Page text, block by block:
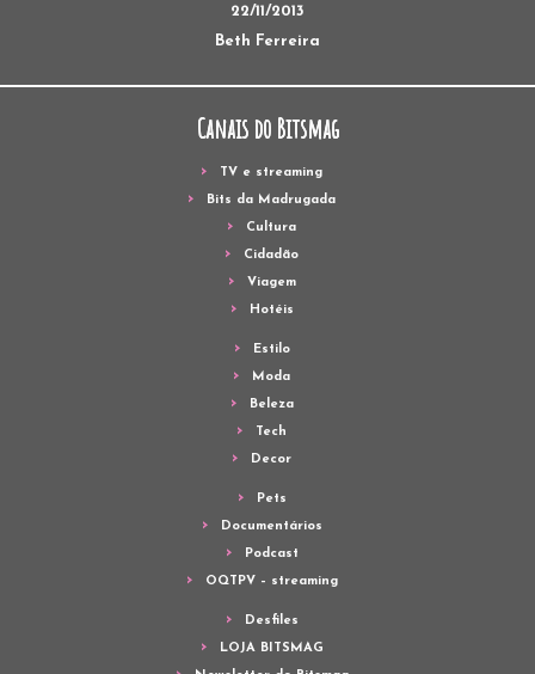
22/11/2013
Beth Ferreira
Canais do Bitsmag
TV e streaming
Bits da Madrugada
Cultura
Cidadão
Viagem
Hotéis
Estilo
Moda
Beleza
Tech
Decor
Pets
Documentários
Podcast
OQTPV – streaming
Desfiles
LOJA BITSMAG